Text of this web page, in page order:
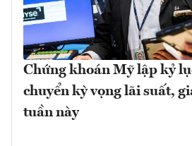
Chứng khoán Mỹ lập kỷ
chuyển kỳ vọng lãi suất,
tuần này